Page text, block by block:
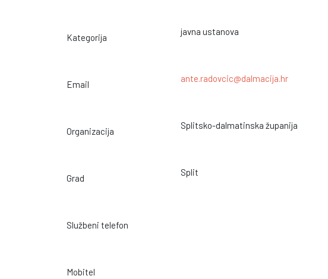
Kategorija
javna ustanova
Email
ante.radovcic@dalmacija.hr
Organizacija
Splitsko-dalmatinska županija
Grad
Split
Službeni telefon
Mobitel